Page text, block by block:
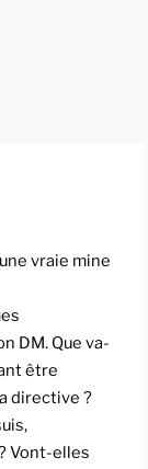
vraie mine
DM. Que va-
être
directive ?
Vont-elles